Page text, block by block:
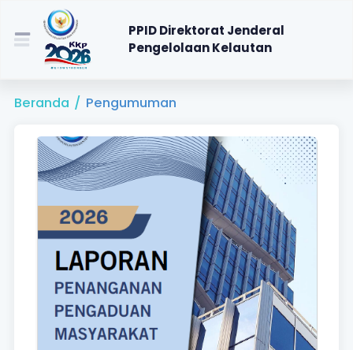
PPID Direktorat Jenderal
Pengelolaan Kelautan
Beranda / Pengumuman